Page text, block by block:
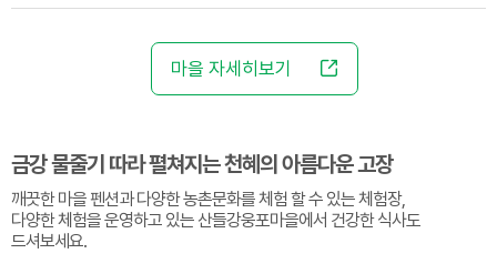
마을 자세히보기
금강 물줄기 따라 펼쳐지는 천혜의 아름다운 고장
깨끗한 마을 펜션과 다양한 농촌문화를 체험 할 수 있는 체험장,
다양한 체험을 운영하고 있는 산들강웅포마을에서 건강한 식사도
드셔보세요.